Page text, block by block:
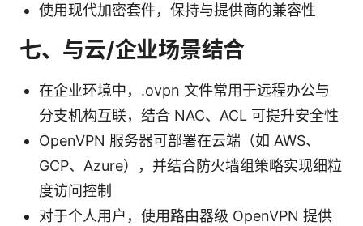
使用现代加密套件，保持与提供商的兼容性
七、与云/企业场景结合
在企业环境中，.ovpn 文件常用于远程办公与
分支机构互联，结合 NAC、ACL 可提升安全性
OpenVPN 服务器可部署在云端（如 AWS、
GCP、Azure），并结合防火墙组策略实现细粒
度访问控制
对于个人用户，使用路由器级 OpenVPN 提供